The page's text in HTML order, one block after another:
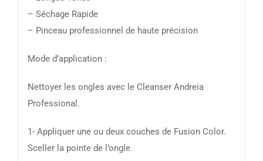
– Séchage Rapide
– Pinceau professionnel de haute précision
Mode d’application :
Nettoyer les ongles avec le Cleanser Andreia
Professional.
1- Appliquer une ou deux couches de Fusion Color.
Sceller la pointe de l’ongle.